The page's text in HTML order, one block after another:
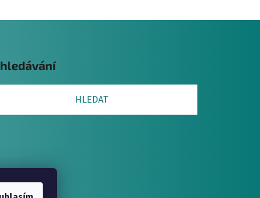
HLEDAT